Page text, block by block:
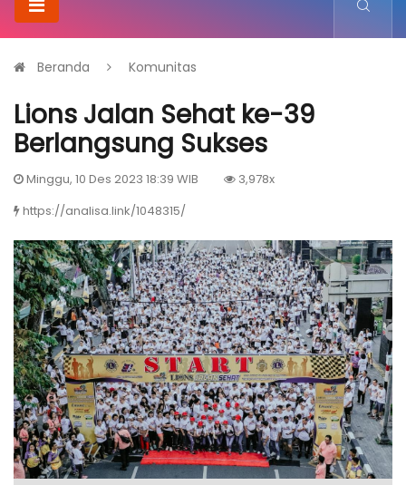
Beranda Komunitas
Lions Jalan Sehat ke-39
Berlangsung Sukses
Minggu, 10 Des 2023 18:39 WIB
3,978x
https://analisa.link/1048315/